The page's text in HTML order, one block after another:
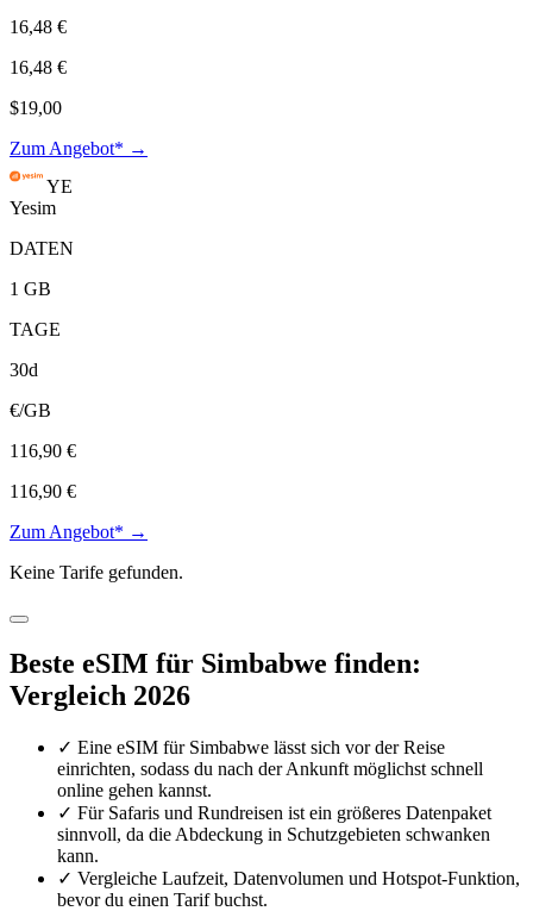
16,48 €
16,48 €
$19,00
Zum Angebot* →
YE
Yesim
DATEN
1 GB
TAGE
30d
€/GB
116,90 €
116,90 €
Zum Angebot* →
Keine Tarife gefunden.
Beste eSIM für Simbabwe finden:
Vergleich 2026
✓ Eine eSIM für Simbabwe lässt sich vor der Reise
einrichten, sodass du nach der Ankunft möglichst schnell
online gehen kannst.
✓ Für Safaris und Rundreisen ist ein größeres Datenpaket
sinnvoll, da die Abdeckung in Schutzgebieten schwanken
kann.
✓ Vergleiche Laufzeit, Datenvolumen und Hotspot-Funktion,
bevor du einen Tarif buchst.